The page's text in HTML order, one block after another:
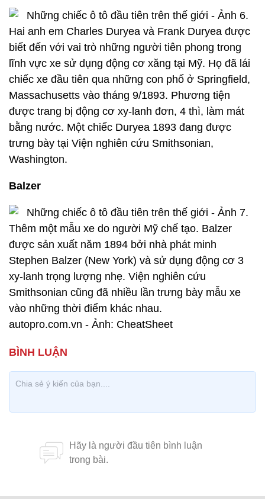
Hai anh em Charles Duryea và Frank Duryea được
biết đến với vai trò những người tiên phong trong
lĩnh vực xe sử dụng động cơ xăng tại Mỹ. Họ đã lái
chiếc xe đầu tiên qua những con phố ở Springfield,
Massachusetts vào tháng 9/1893. Phương tiện
được trang bị động cơ xy-lanh đơn, 4 thì, làm mát
bằng nước. Một chiếc Duryea 1893 đang được
trưng bày tại Viện nghiên cứu Smithsonian,
Washington.
Balzer
Thêm một mẫu xe do người Mỹ chế tạo. Balzer
được sản xuất năm 1894 bởi nhà phát minh
Stephen Balzer (New York) và sử dụng động cơ 3
xy-lanh trọng lượng nhẹ. Viện nghiên cứu
Smithsonian cũng đã nhiều lần trưng bày mẫu xe
vào những thời điểm khác nhau.
autopro.com.vn - Ảnh: CheatSheet